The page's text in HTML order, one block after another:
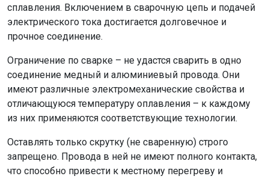
сплавления. Включением в сварочную цепь и подачей
электрического тока достигается долговечное и
прочное соединение.
Ограничение по сварке – не удастся сварить в одно
соединение медный и алюминиевый провода. Они
имеют различные электромеханические свойства и
отличающуюся температуру оплавления – к каждому
из них применяются соответствующие технологии.
Оставлять только скрутку (не сваренную) строго
запрещено. Провода в ней не имеют полного контакта,
что способно привести к местному перегреву и